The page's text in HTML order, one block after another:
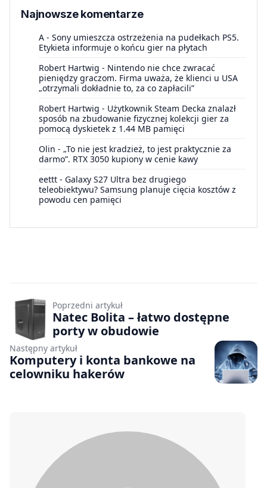
Najnowsze komentarze
A - Sony umieszcza ostrzeżenia na pudełkach PS5.
Etykieta informuje o końcu gier na płytach
Robert Hartwig - Nintendo nie chce zwracać
pieniędzy graczom. Firma uważa, że klienci u USA
„otrzymali dokładnie to, za co zapłacili”
Robert Hartwig - Użytkownik Steam Decka znalazł
sposób na zbudowanie fizycznej kolekcji gier za
pomocą dyskietek z 1.44 MB pamięci
Olin - „To nie jest kradzież, to jest praktycznie za
darmo”. RTX 3050 kupiony w cenie kawy
eettt - Galaxy S27 Ultra bez drugiego
teleobiektywu? Samsung planuje cięcia kosztów z
powodu cen pamięci
Poprzedni artykuł
Natec Bolita – łatwo dostępne
porty w obudowie
Następny artykuł
Komputery i konta bankowe na
celowniku hakerów